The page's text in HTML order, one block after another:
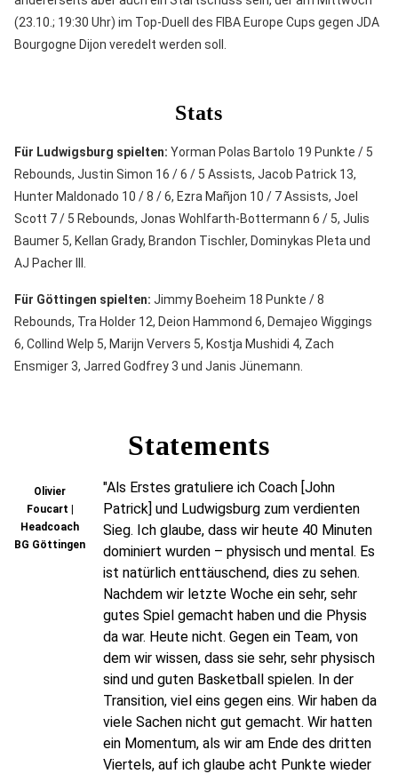
(23.10.; 19:30 Uhr) im Top-Duell des FIBA Europe Cups gegen JDA
Bourgogne Dijon veredelt werden soll.
Stats
Für Ludwigsburg spielten: Yorman Polas Bartolo 19 Punkte / 5
Rebounds, Justin Simon 16 / 6 / 5 Assists, Jacob Patrick 13,
Hunter Maldonado 10 / 8 / 6, Ezra Mañjon 10 / 7 Assists, Joel
Scott 7 / 5 Rebounds, Jonas Wohlfarth-Bottermann 6 / 5, Julis
Baumer 5, Kellan Grady, Brandon Tischler, Dominykas Pleta und
AJ Pacher III.
Für Göttingen spielten: Jimmy Boeheim 18 Punkte / 8
Rebounds, Tra Holder 12, Deion Hammond 6, Demajeo Wiggings
6, Collind Welp 5, Marijn Ververs 5, Kostja Mushidi 4, Zach
Ensmiger 3, Jarred Godfrey 3 und Janis Jünemann.
Statements
Olivier
Foucart |
Headcoach
BG Göttingen
"Als Erstes gratuliere ich Coach [John
Patrick] und Ludwigsburg zum verdienten
Sieg. Ich glaube, dass wir heute 40 Minuten
dominiert wurden – physisch und mental. Es
ist natürlich enttäuschend, dies zu sehen.
Nachdem wir letzte Woche ein sehr, sehr
gutes Spiel gemacht haben und die Physis
da war. Heute nicht. Gegen ein Team, von
dem wir wissen, dass sie sehr, sehr physisch
sind und guten Basketball spielen. In der
Transition, viel eins gegen eins. Wir haben da
viele Sachen nicht gut gemacht. Wir hatten
ein Momentum, als wir am Ende des dritten
Viertels, auf ich glaube acht Punkte wieder